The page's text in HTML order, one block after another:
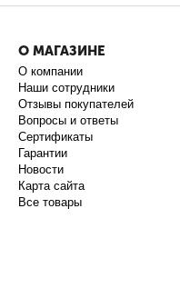
О МАГАЗИНЕ
О компании
Наши сотрудники
Отзывы покупателей
Вопросы и ответы
Сертификаты
Гарантии
Новости
Карта сайта
Все товары